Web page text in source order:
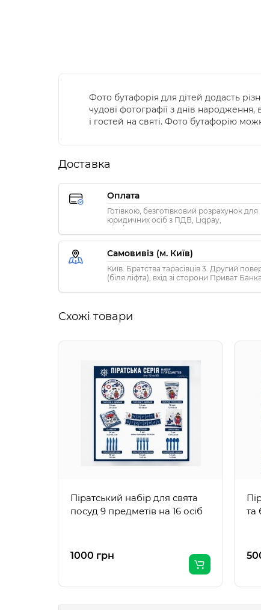
Фото бутафорія для дітей додасть
чудові фотографії з днів народження,
і гостей на святі. Фото бутафорію
Доставка
Оплата
Готівкою, безготівковий розрахунок для
юридичних осіб з ПДВ, Liqpay,
Visa/MasterCard, Privat24
Самовивіз (м. Київ)
Київ. Братства тарасівців 3. Другий
(біля ліфта), вхід зі сторони Приват Банка
Схожі товари
Піратський набір для свята
посуд 9 предметів на 16 осіб
1000 грн
та